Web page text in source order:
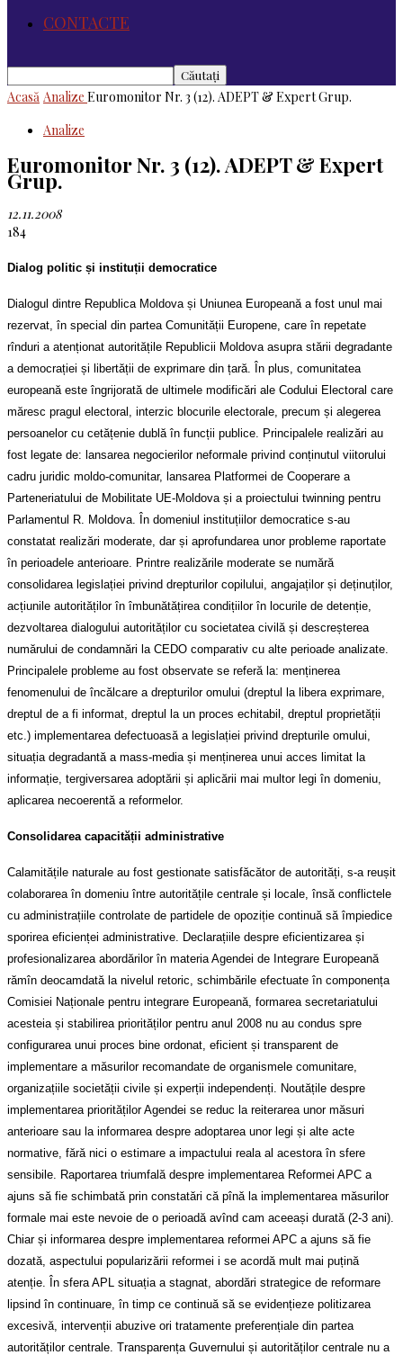
CONTACTE
Acasă Analize Euromonitor Nr. 3 (12). ADEPT & Expert Grup.
Analize
Euromonitor Nr. 3 (12). ADEPT & Expert
Grup.
12.11.2008
184
Dialog politic și instituții democratice
Dialogul dintre Republica Moldova și Uniunea Europeană a fost unul mai
rezervat, în special din partea Comunității Europene, care în repetate
rînduri a atenționat autoritățile Republicii Moldova asupra stării degradante
a democrației și libertății de exprimare din țară. În plus, comunitatea
europeană este îngrijorată de ultimele modificări ale Codului Electoral care
măresc pragul electoral, interzic blocurile electorale, precum și alegerea
persoanelor cu cetățenie dublă în funcții publice. Principalele realizări au
fost legate de: lansarea negocierilor neformale privind conținutul viitorului
cadru juridic moldo-comunitar, lansarea Platformei de Cooperare a
Parteneriatului de Mobilitate UE-Moldova și a proiectului twinning pentru
Parlamentul R. Moldova. În domeniul instituțiilor democratice s-au
constatat realizări moderate, dar și aprofundarea unor probleme raportate
în perioadele anterioare. Printre realizările moderate se numără
consolidarea legislației privind drepturilor copilului, angajaților și deținuților,
acțiunile autorităților în îmbunătățirea condițiilor în locurile de detenție,
dezvoltarea dialogului autorităților cu societatea civilă și descreșterea
numărului de condamnări la CEDO comparativ cu alte perioade analizate.
Principalele probleme au fost observate se referă la: menținerea
fenomenului de încălcare a drepturilor omului (dreptul la libera exprimare,
dreptul de a fi informat, dreptul la un proces echitabil, dreptul proprietății
etc.) implementarea defectuoasă a legislației privind drepturile omului,
situația degradantă a mass-media și menținerea unui acces limitat la
informație, tergiversarea adoptării și aplicării mai multor legi în domeniu,
aplicarea necoerentă a reformelor.
Consolidarea capacității administrative
Calamitățile naturale au fost gestionate satisfăcător de autorități, s-a reușit
colaborarea în domeniu între autoritățile centrale și locale, însă conflictele
cu administrațiile controlate de partidele de opoziție continuă să împiedice
sporirea eficienței administrative. Declarațiile despre eficientizarea și
profesionalizarea abordărilor în materia Agendei de Integrare Europeană
rămîn deocamdată la nivelul retoric, schimbările efectuate în componența
Comisiei Naționale pentru integrare Europeană, formarea secretariatului
acesteia și stabilirea priorităților pentru anul 2008 nu au condus spre
configurarea unui proces bine ordonat, eficient și transparent de
implementare a măsurilor recomandate de organismele comunitare,
organizațiile societății civile și experții independenți. Noutățile despre
implementarea priorităților Agendei se reduc la reiterarea unor măsuri
anterioare sau la informarea despre adoptarea unor legi și alte acte
normative, fără nici o estimare a impactului reala al acestora în sfere
sensibile. Raportarea triumfală despre implementarea Reformei APC a
ajuns să fie schimbată prin constatări că pînă la implementarea măsurilor
formale mai este nevoie de o perioadă avînd cam aceeași durată (2-3 ani).
Chiar și informarea despre implementarea reformei APC a ajuns să fie
dozată, aspectului popularizării reformei i se acordă mult mai puțină
atenție. În sfera APL situația a stagnat, abordări strategice de reformare
lipsind în continuare, în timp ce continuă să se evidențieze politizarea
excesivă, intervenții abuzive ori tratamente preferențiale din partea
autorităților centrale. Transparența Guvernului și autorităților centrale nu a